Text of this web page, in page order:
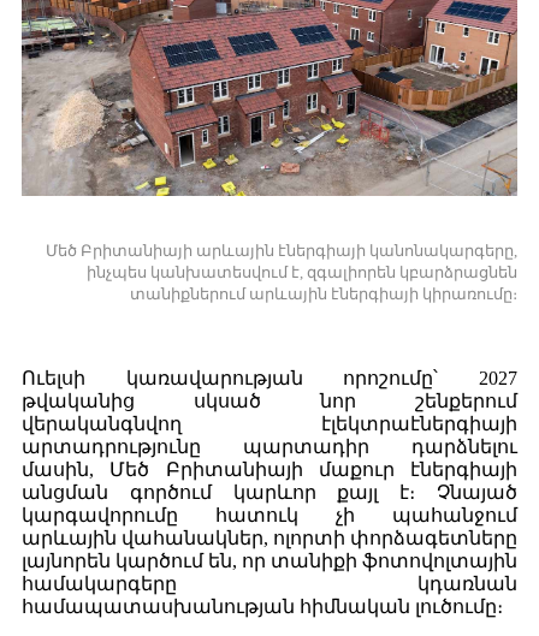
Մեծ Բրիտանիայի արևային էներգիայի կանոնակարգերը,
ինչպես կանխատեսվում է, զգալիորեն կբարձրացնեն
տանիքներում արևային էներգիայի կիրառումը։
Ուելսի կառավարության որոշումը՝ 2027
թվականից սկսած նոր շենքերում
վերականգնվող էլեկտրաէներգիայի
արտադրությունը պարտադիր դարձնելու
մասին, Մեծ Բրիտանիայի մաքուր էներգիայի
անցման գործում կարևոր քայլ է։ Չնայած
կարգավորումը հատուկ չի պահանջում
արևային վահանակներ, ոլորտի փորձագետները
լայնորեն կարծում են, որ տանիքի ֆոտովոլտային
համակարգերը կդառնան
համապատասխանության հիմնական լուծումը։